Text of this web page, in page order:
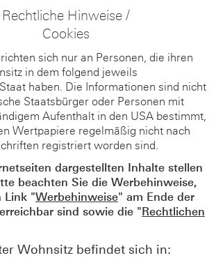
Rechtliche Hinweise /
Cookies
sich nur an Personen, die ihren
in dem folgend jeweils
haben. Die Informationen sind nicht
Staatsbürger oder Personen mit
Aufenthalt in den USA bestimmt,
Wertpapiere regelmäßig nicht nach
registriert worden sind.
dargestellten Inhalte stellen
beachten Sie die Werbehinweise,
Link "Werbehinweise" am Ende der
sind sowie die "Rechtlichen
Wohnsitz befindet sich in: